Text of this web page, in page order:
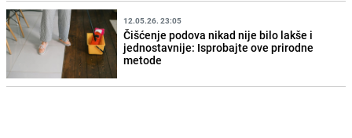
12.05.26. 23:05
Čišćenje podova nikad nije bilo lakše i
jednostavnije: Isprobajte ove prirodne
metode